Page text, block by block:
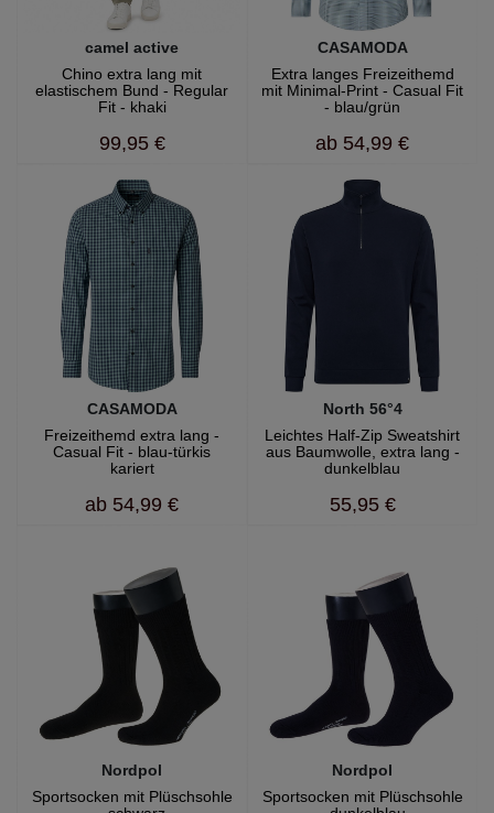
camel active
Chino extra lang mit
elastischem Bund - Regular
Fit - khaki
99,95 €
CASAMODA
Extra langes Freizeithemd
mit Minimal-Print - Casual Fit
- blau/grün
ab 54,99 €
CASAMODA
Freizeithemd extra lang -
Casual Fit - blau-türkis
kariert
ab 54,99 €
North 56°4
Leichtes Half-Zip Sweatshirt
aus Baumwolle, extra lang -
dunkelblau
55,95 €
Nordpol
Sportsocken mit Plüschsohle
Nordpol
Sportsocken mit Plüschsohle